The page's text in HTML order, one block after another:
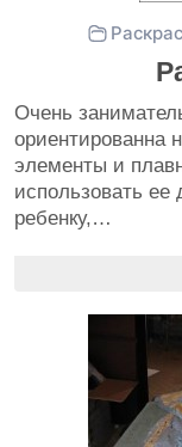
Очень
ориентированна
элементы и
использовать ее
ребенку,…